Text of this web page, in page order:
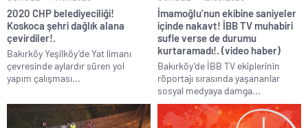
TÜİK kira zam oranını yüzde 31 olarak açıkladı..
Etimesgut Belediye Başkanı Erdal Beşikçioğlu hakkında
Donald Trump’ın İran saldırılarını durdurma kararını Netanyahu da
sosyal medyadan öğrendi..
Günlerdir İran’a tehditler savurarak atıp tutan Trump yine kıvırdı!.
Merkez Bankası’ndan Kripto Varlık Merkezi Kayıt Sistemi’ne onay..
2020 CHP belediyeciliği!
Koskoca şehri dağlık alana
çevirdiler!.
Bakırköy Yeşilköy’de Yat limanı
çevresinde aylardır süren yol
yapım çalışması...
İmamoğlu’nun ekibine saniyeler
içinde nakavt! İBB TV muhabiri
sufle verse de durumu
kurtaramadı!. (video haber)
Bakırköy’de İBB TV ekiplerinin
röportajı sırasında yaşananlar
sosyal medyaya damga...